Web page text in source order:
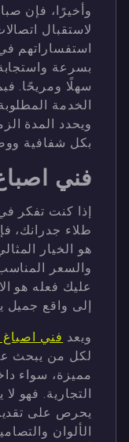
وأخيرًا، فإن
لاستقبال
استفساراتهم
بسرعة
سهلًا ومريحًا.
الخدمة
ويحدد المدة
بكل شفافية
فني
إذا كنت تفكر
طلاء جدرانك،
هو الخيار
والسعر
عليك فعله هو
إلى واقع جميل
ويعد فني اصباغ
لكل من يبحث
مميزة، سواء
التجارية. فهو
يحرص على
الألوان